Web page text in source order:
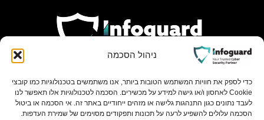
ניהול הסכמה
כדי לספק את חוויות המשתמש הטובות ביותר, אנו משתמשים בטכנולוגיות כמו קובצי
Cookie לאחסון ו/או גישה למידע על מכשירים. הסכמה לטכנולוגיות אלו תאפשר לנו
לעבד נתונים כגון התנהגות גלישה או מזהים ייחודיים באתר זה. אי הסכמה או ביטול
הסכמה עלולים להשפיע לרעה על תכונות ותפקודים מסוימים של שמירת העדפות.